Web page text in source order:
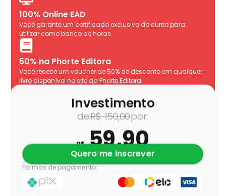
100% Online EAD
Você garante um certificado exclusivo do curso para
utilizar como banco de horas.
50% na Phorte Editora
Você recebe um voucher de 50% de desconto em qualquer
livro disponível no site da Phorte Editora.
Investimento
R$150,00
R$59,90
Quero me inscrever
Formas de pagamento: